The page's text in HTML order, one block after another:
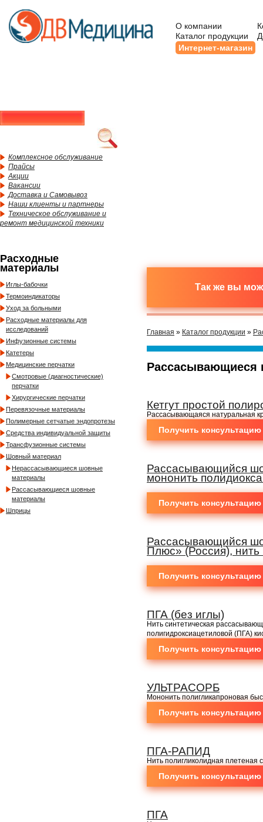
О компании
Каталог продукции
Интернет-магазин
Комплексное обслуживание
Прайсы
Акции
Вакансии
Доставка и Самовывоз
Наши клиенты и партнеры
Техническое обслуживание и
ремонт медицинской техники
Расходные
материалы
Иглы-бабочки
Термоиндикаторы
Уход за больными
Расходные материалы для
исследований
Инфузионные системы
Катетеры
Медицинские перчатки
Смотровые (диагностические)
перчатки
Хирургические перчатки
Перевязочные материалы
Полимерные сетчатые эндопротезы
Средства индивидуальной защиты
Трансфузионные системы
Шовный материал
Нерассасывающиеся шовные
материалы
Рассасывающиеся шовные
материалы
Шприцы
Так же вы
Главная » Каталог продукции »
Кетгут простой
Рассасывающаяся натуральная
Получить консультацию
Рассасывающийся
мононить
Получить консультацию
Рассасывающийся
Плюс» (Россия), нить
Получить консультацию
ПГА (без иглы)
Нить синтетическая
полигидроксиацетиловой (ПГА)
Получить консультацию
УЛЬТРАСОРБ
Мононить полигликапроновая
Получить консультацию
ПГА-РАПИД
Нить полигликолидная
Получить консультацию
ПГА